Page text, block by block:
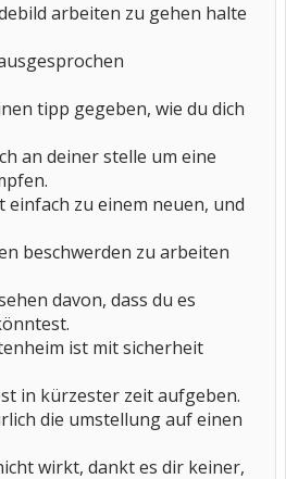
arbeiten zu gehen halte
tipp gegeben, wie du dich
an deiner stelle um eine
zu einem neuen, und
beschwerden zu arbeiten
davon, dass du es
ist mit sicherheit
in kürzester zeit aufgeben.
die umstellung auf einen
wirkt, dankt es dir keiner,